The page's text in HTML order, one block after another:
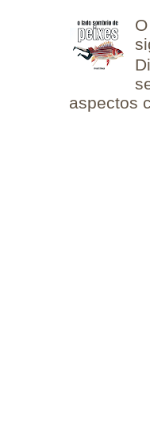
aspectos